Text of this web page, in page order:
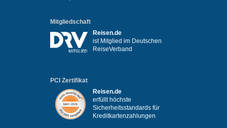
Mitgliedschaft
Reisen.de
ist Mitglied im Deutschen
ReiseVerband
PCI Zertifikat
Reisen.de
erfüllt höchste
Sicherheitsstandards für
Kreditkartenzahlungen